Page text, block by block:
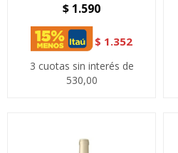
$ 1.590
$ 1.352
3 cuotas sin interés de
530,00